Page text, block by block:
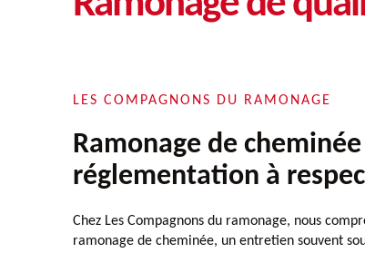
LES COMPAGNONS DU RAMONAGE
Ramonage de
réglementation à
Chez Les Compagnons du ramonage, nous
ramonage de cheminée, un entretien souvent